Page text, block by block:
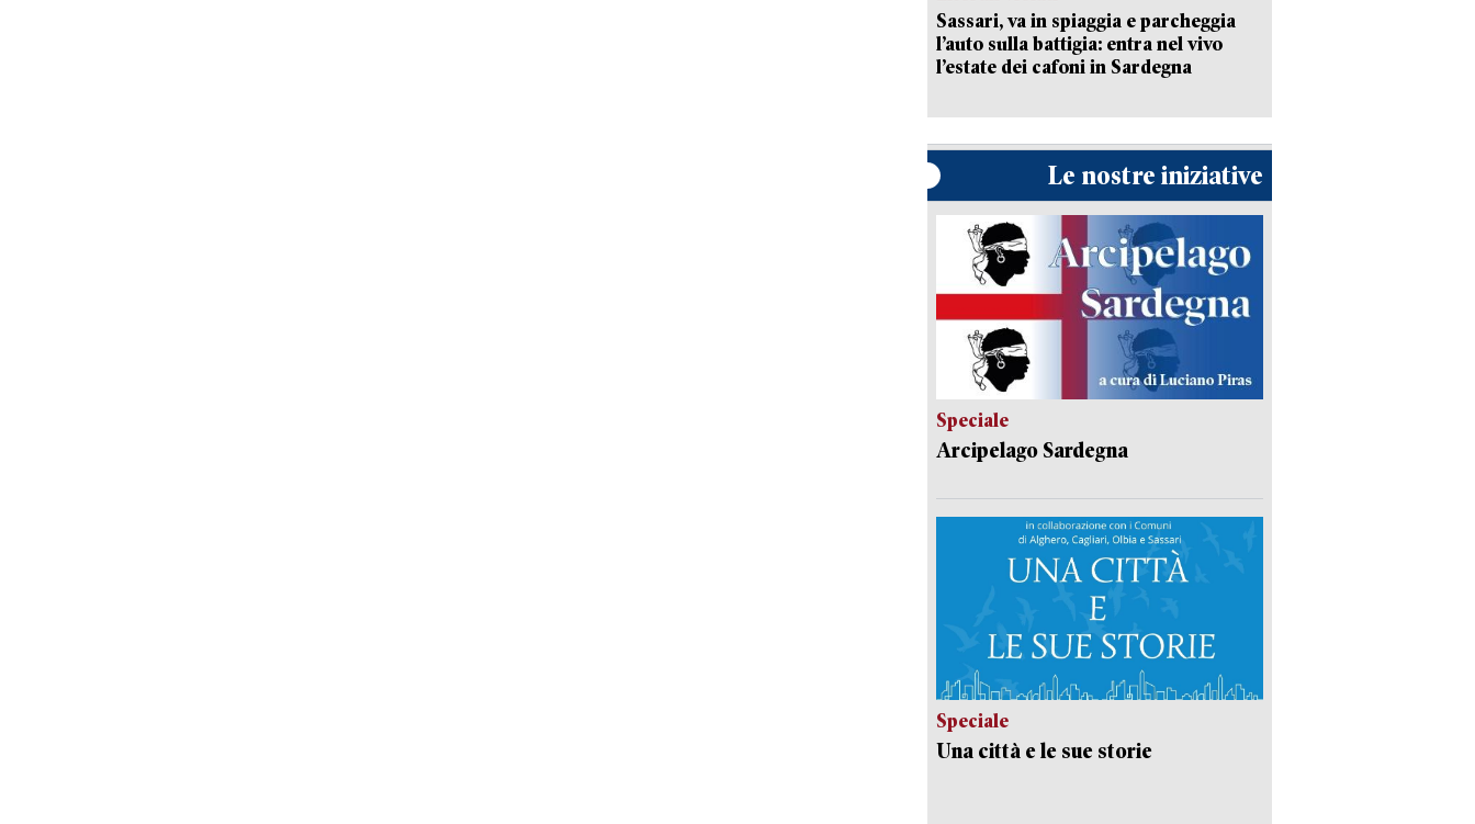
Sassari, va in spiaggia e parcheggia
l’auto sulla battigia: entra nel vivo
l’estate dei cafoni in Sardegna
Le nostre iniziative
Speciale
Arcipelago Sardegna
Speciale
Una città e le sue storie